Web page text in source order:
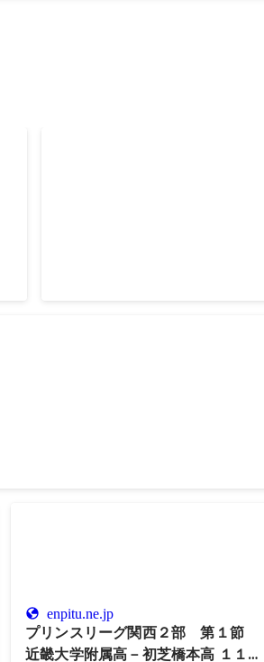
enpitu.ne.jp
プリンスリーグ関西２部 第１節
近畿大学附属高－初芝橋本高 １１